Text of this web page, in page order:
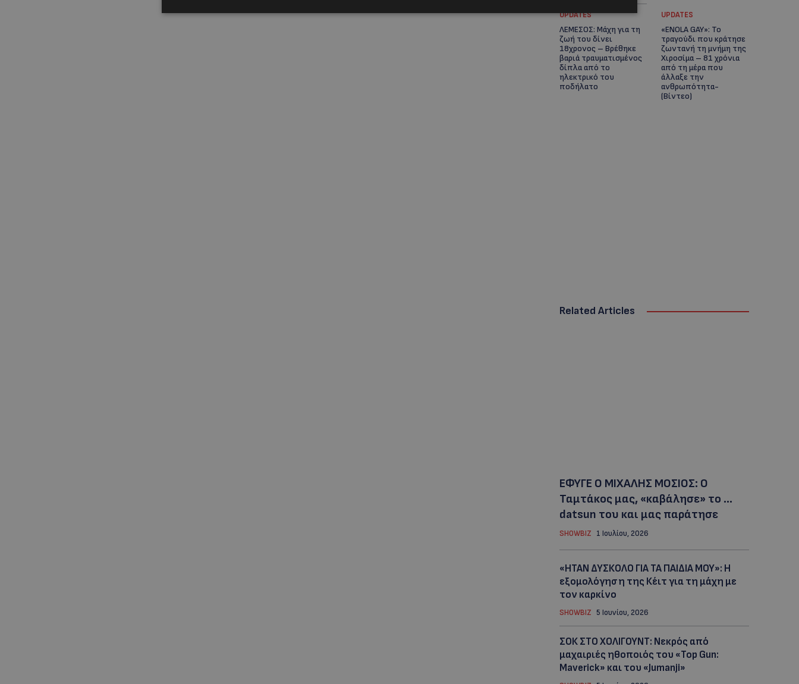
UPDATES
ΛΕΜΕΣΟΣ: Μάχη για τη
ζωή του δίνει
18χρονος – Βρέθηκε
βαριά τραυματισμένος
δίπλα από το
ηλεκτρικό του
ποδήλατο
UPDATES
«ENOLA GAY»: Το
τραγούδι που κράτησε
ζωντανή τη μνήμη της
Χιροσίμα – 81 χρόνια
από τη μέρα που
άλλαξε την
ανθρωπότητα-
(Bίντεο)
Related Articles
ΕΦΥΓΕ Ο ΜΙΧΑΛΗΣ ΜΟΣΙΟΣ: Ο
Ταμτάκος μας, «καβάλησε» το …
datsun του και μας παράτησε
SHOWBIZ 1 Ιουλίου, 2026
«ΗΤΑΝ ΔΥΣΚΟΛΟ ΓΙΑ ΤΑ ΠΑΙΔΙΑ ΜΟΥ»: Η
εξομολόγηση της Κέιτ για τη μάχη με
τον καρκίνο
SHOWBIZ 5 Ιουνίου, 2026
ΣΟΚ ΣΤΟ ΧΟΛΙΓΟΥΝΤ: Νεκρός από
μαχαιριές ηθοποιός του «Top Gun:
Maverick» και του «Jumanji»